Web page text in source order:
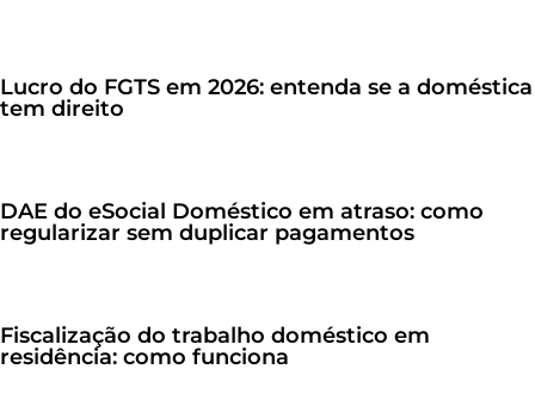
Lucro do FGTS em 2026: entenda se a doméstica
tem direito
DAE do eSocial Doméstico em atraso: como
regularizar sem duplicar pagamentos
Fiscalização do trabalho doméstico em
residência: como funciona